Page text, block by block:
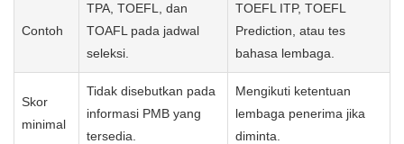
Contoh
TPA, TOEFL, dan
TOAFL pada jadwal
seleksi.
TOEFL ITP, TOEFL
Prediction, atau tes
bahasa lembaga.
Skor
minimal
Tidak disebutkan pada
informasi PMB yang
tersedia.
Mengikuti ketentuan
lembaga penerima jika
diminta.